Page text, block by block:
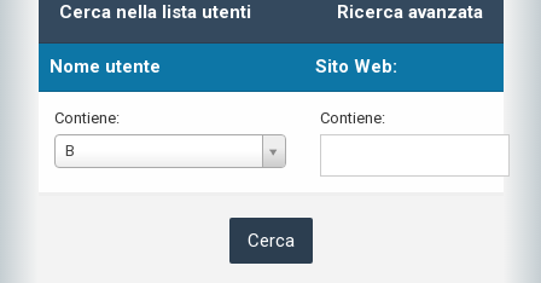
Ricerca avanzata
Cerca nella lista utenti
Nome utente Sito Web:
Contiene:
B
Nome
utente
Contiene: